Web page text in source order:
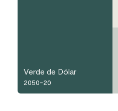
Verde de Dólar
2050-20